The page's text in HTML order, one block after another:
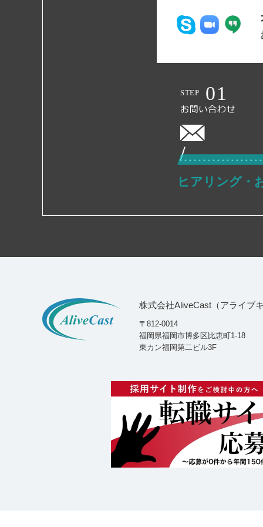
ヒアリング・
株式会社AliveCast（アライブ
〒812-0014
福岡県福岡市博多区比恵町1-18
東カン福岡第二ビル3F